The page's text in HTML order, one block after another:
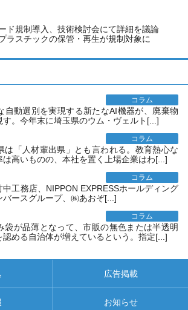
ド規制導入、技術検討会にて詳細を議論
ラスチックの保管・再生が規制対象に
コラム
動選別を実現する新たなAI機器が、廃棄物
。今年末に埼玉県のウム・ヴェルト[...]
コラム
「人材輩出県」とも言われる。教育熱心な
高いものの、本社を置く上場企業はわ[...]
コラム
工務店、NIPPON EXPRESSホールディング
バースグループ、㈱あおぞ[...]
コラム
が品薄となって、市販の無色または半透明
める自治体が増えているという。指定[...]
広告掲載
お知らせ